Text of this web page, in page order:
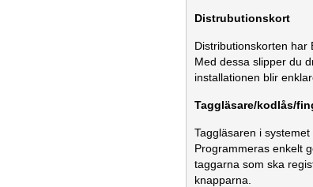
Distrubutionskort
Distributionskorten har
Med dessa slipper du
installationen blir
Taggläsare/kodlås/
Taggläsaren i
Programmeras enkelt
taggarna som ska
knapparna.